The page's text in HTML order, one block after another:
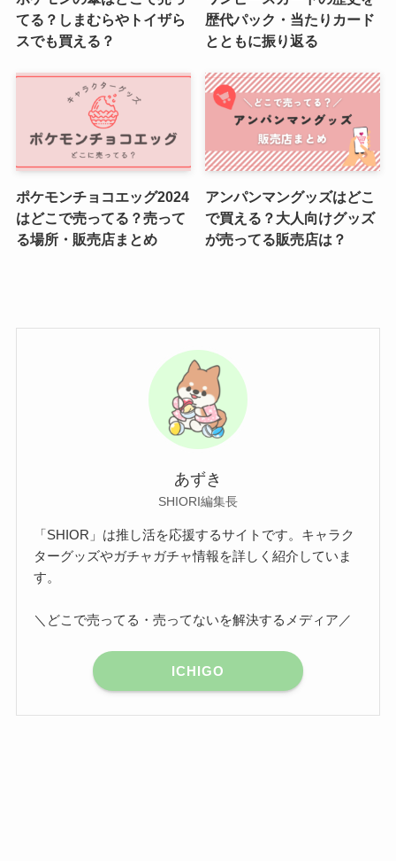
てる？しまむらやトイザら
スでも買える？
歴代パック・当たりカード
とともに振り返る
ポケモンチョコエッグ2024
はどこで売ってる？売って
る場所・販売店まとめ
アンパンマングッズはどこ
で買える？大人向けグッズ
が売ってる販売店は？
あずき
SHIORI編集長
「SHIOR」は推し活を応援するサイトです。キャラク
ターグッズやガチャガチャ情報を詳しく紹介していま
す。
＼どこで売ってる・売ってないを解決するメディア／
ICHIGO